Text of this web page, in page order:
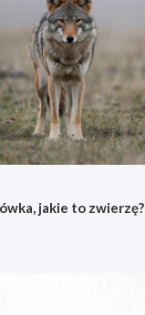
jakie to zwierzę?